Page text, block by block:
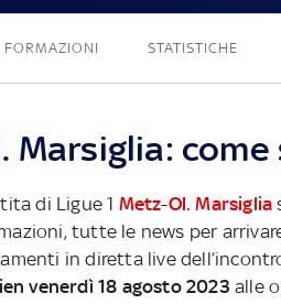
FORMAZIONI STATISTICHE
Marsiglia:
di Ligue 1 Metz-Ol. Marsiglia
tutte le news per
in diretta live
venerdì 18 agosto 2023 alle